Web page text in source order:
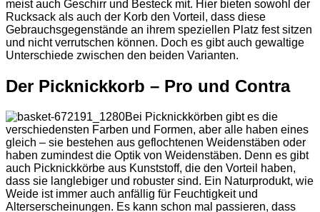
meist auch Geschirr und Besteck mit. Hier bieten sowohl der
Rucksack als auch der Korb den Vorteil, dass diese
Gebrauchsgegenstände an ihrem speziellen Platz fest sitzen
und nicht verrutschen können. Doch es gibt auch gewaltige
Unterschiede zwischen den beiden Varianten.
Der Picknickkorb – Pro und Contra
Bei Picknickkörben gibt es die
verschiedensten Farben und Formen, aber alle haben eines
gleich – sie bestehen aus geflochtenen Weidenstäben oder
haben zumindest die Optik von Weidenstäben. Denn es gibt
auch Picknickkörbe aus Kunststoff, die den Vorteil haben,
dass sie langlebiger und robuster sind. Ein Naturprodukt, wie
Weide ist immer auch anfällig für Feuchtigkeit und
Alterserscheinungen. Es kann schon mal passieren, dass